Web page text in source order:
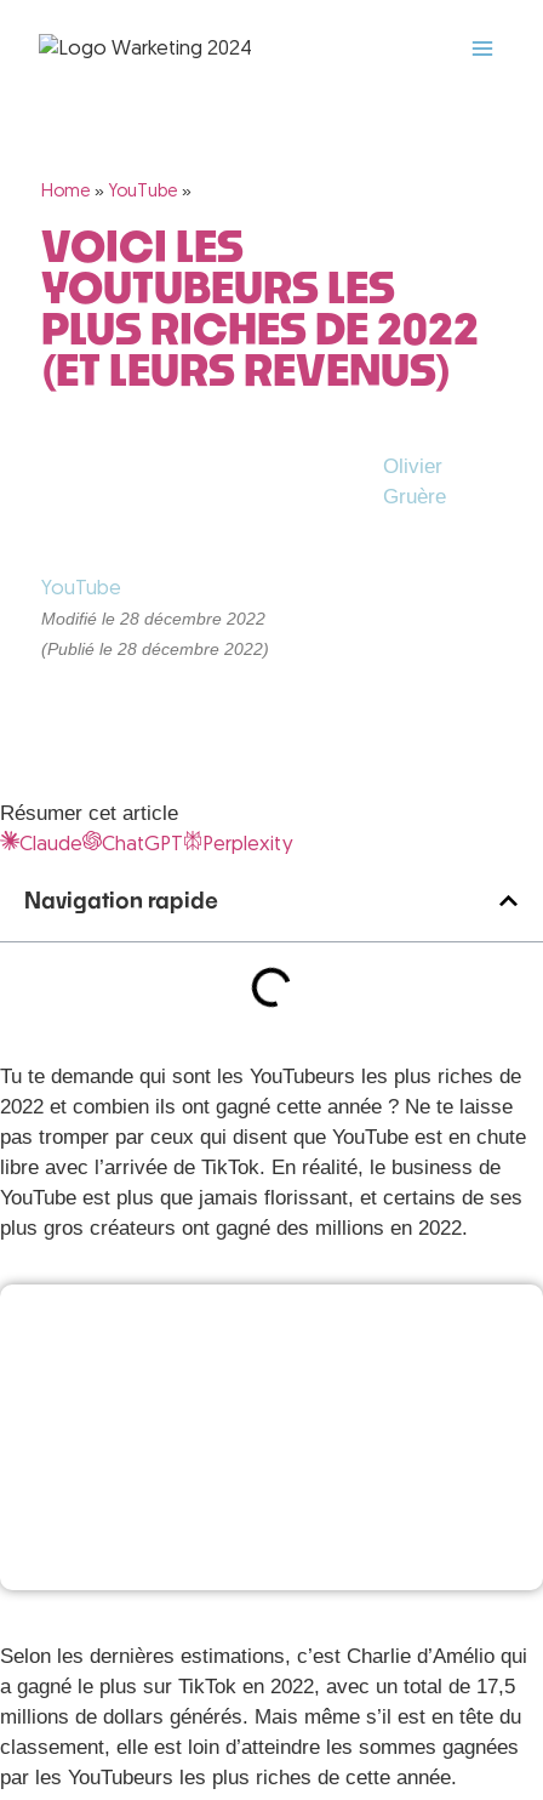
Home » YouTube »
VOICI LES
YOUTUBEURS LES
PLUS RICHES DE 2022
(ET LEURS REVENUS)
Olivier
Gruère
YouTube
Modifié le 28 décembre 2022
(Publié le 28 décembre 2022)
Résumer cet article
Claude ChatGPT Perplexity
Navigation rapide
Tu te demande qui sont les YouTubeurs les plus riches de
2022 et combien ils ont gagné cette année ? Ne te laisse
pas tromper par ceux qui disent que YouTube est en chute
libre avec l’arrivée de TikTok. En réalité, le business de
YouTube est plus que jamais florissant, et certains de ses
plus gros créateurs ont gagné des millions en 2022.
Selon les dernières estimations, c’est Charlie d’Amélio qui
a gagné le plus sur TikTok en 2022, avec un total de 17,5
millions de dollars générés. Mais même s’il est en tête du
classement, elle est loin d’atteindre les sommes gagnées
par les YouTubeurs les plus riches de cette année.